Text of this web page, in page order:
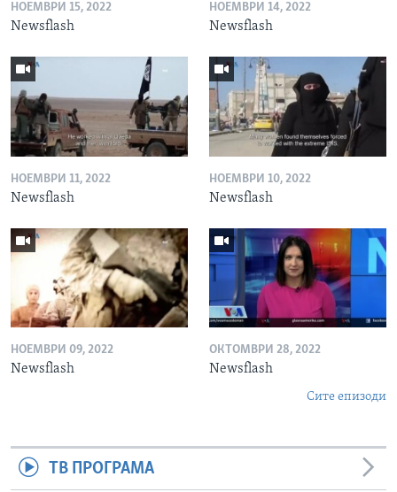
НОЕМВРИ 15, 2022
Newsflash
НОЕМВРИ 14, 2022
Newsflash
НОЕМВРИ 11, 2022
Newsflash
НОЕМВРИ 10, 2022
Newsflash
НОЕМВРИ 09, 2022
Newsflash
ОКТОМВРИ 28, 2022
Newsflash
Сите епизоди
ТВ ПРОГРАМА